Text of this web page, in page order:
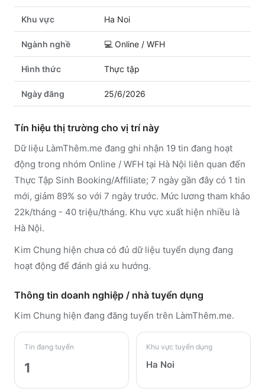
Khu vực Ha Noi
Ngành nghề 💻 Online / WFH
Hình thức Thực tập
Ngày đăng 25/6/2026
Tín hiệu thị trường cho vị trí này
Dữ liệu LàmThêm.me đang ghi nhận 19 tin đang hoạt
động trong nhóm Online / WFH tại Hà Nội liên quan đến
Thực Tập Sinh Booking/Affiliate; 7 ngày gần đây có 1 tin
mới, giảm 89% so với 7 ngày trước. Mức lương tham khảo
22k/tháng - 40 triệu/tháng. Khu vực xuất hiện nhiều là
Hà Nội.
Kim Chung hiện chưa có đủ dữ liệu tuyển dụng đang
hoạt động để đánh giá xu hướng.
Thông tin doanh nghiệp / nhà tuyển dụng
Kim Chung hiện đang đăng tuyển trên LàmThêm.me.
Tin đang tuyển
1
Khu vực tuyển dụng
Ha Noi